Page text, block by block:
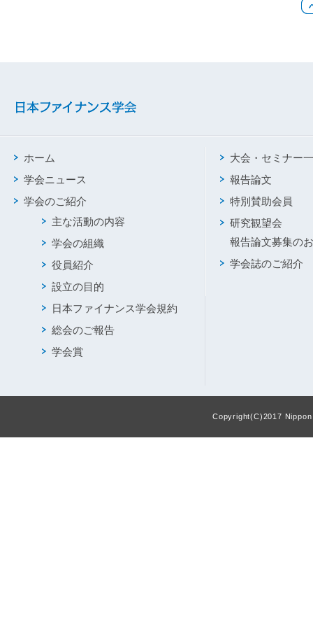
ホーム
学会ニュース
学会のご紹介
主な活動の内容
学会の組織
役員紹介
設立の目的
日本ファイナンス学会規約
総会のご報告
学会賞
大会・セミナー
報告論文
特別賛助会員
研究観望会
報告論文募集の
学会誌のご紹介
Copyright(C)2017